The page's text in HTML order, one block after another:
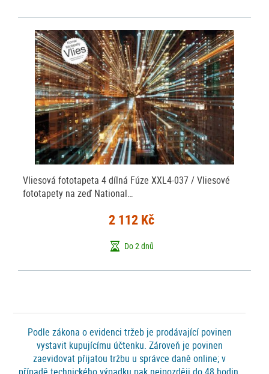
Vliesová fototapeta 4 dílná Fúze XXL4-037 / Vliesové
fototapety na zeď National…
2 112 Kč
Do 2 dnů
Podle zákona o evidenci tržeb je prodávající povinen
vystavit kupujícímu účtenku. Zároveň je povinen
zaevidovat přijatou tržbu u správce daně online; v